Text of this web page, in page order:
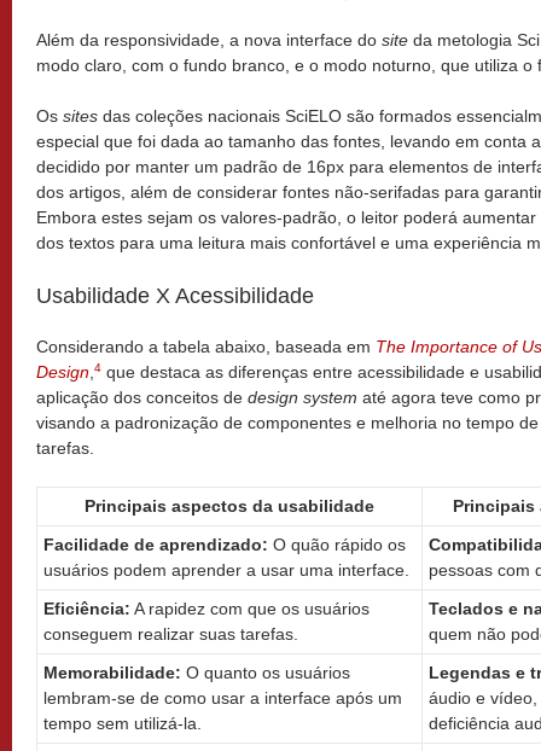
Além da responsividade, a nova interface do site da metologia
modo claro, com o fundo branco, e o modo noturno, que utiliza o
Os sites das coleções nacionais SciELO são formados
especial que foi dada ao tamanho das fontes, levando em conta
decidido por manter um padrão de 16px para elementos de
dos artigos, além de considerar fontes não-serifadas para
Embora estes sejam os valores-padrão, o leitor poderá
dos textos para uma leitura mais confortável e uma experiência
Usabilidade X Acessibilidade
Considerando a tabela abaixo, baseada em The Importance of
Design 4 que destaca as diferenças entre acessibilidade e
aplicação dos conceitos de design system até agora teve como
visando a padronização de componentes e melhoria no tempo
tarefas.
Principais aspectos da usabilidade
Principais
Facilidade de aprendizado: O quão rápido os
usuários podem aprender a usar uma interface.
pessoas com
Eficiência: A rapidez com que os usuários
conseguem realizar suas tarefas.
Teclados e
quem não
Memorabilidade: O quanto os usuários
lembram-se de como usar a interface após um
tempo sem utilizá-la.
Legendas e
áudio e
deficiência